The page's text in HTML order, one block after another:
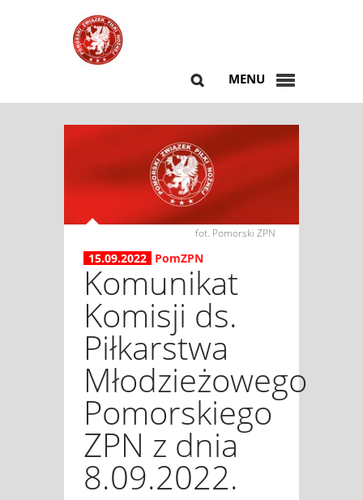
MENU
fot. Pomorski ZPN
15.09.2022 PomZPN
Komunikat
Komisji ds.
Piłkarstwa
Młodzieżowego
Pomorskiego
ZPN z dnia
8.09.2022.